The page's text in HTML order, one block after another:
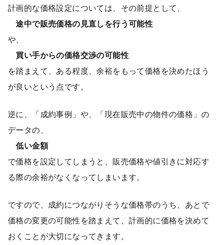
計画的な価格設定については、その前提として、
途中で販売価格の見直しを行う可能性
や、
買い手からの価格交渉の可能性
を踏まえて、ある程度、余裕をもって価格を決めたほう
が良いという点です。
逆に、「成約事例」や、「現在販売中の物件の価格」の
データの、
低い金額
で価格を設定してしまうと、販売価格や値引きに対応す
る際の余裕がなくなってしまいます。
ですので、成約につながりそうな価格帯のうち、あとで
価格の変更の可能性を踏まえて、計画的に価格を決めて
おくことが大切になってきます。